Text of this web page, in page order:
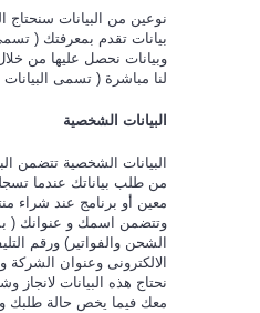
نوعين من البيانات سنحتاج
بيانات تقدم بمعرفتك (
وبيانات نحصل عليها من
لنا مباشرة ( تسمى
البيانات الشخصية
البيانات الشخصية تتضمن
من طلب بياناتك عندما
معين أو برنامج عند شراء
وتتضمن اسمك و عنوانك (
الشحن والفواتير) ورقم
الالكترونى وعنوان الشركة
نحتاج هذه البيانات لانجاز
معك فيما يخص حالة طلبك